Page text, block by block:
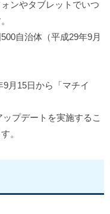
ンやタブレットでいつ
自治体（平成29年9月
月15日から「マチイ
プデートを実施するこ
。